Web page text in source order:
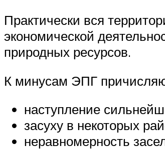
Практически вся
экономической
природных ресурсов.
К минусам ЭПГ
наступление
засуху в некоторых
неравномерность